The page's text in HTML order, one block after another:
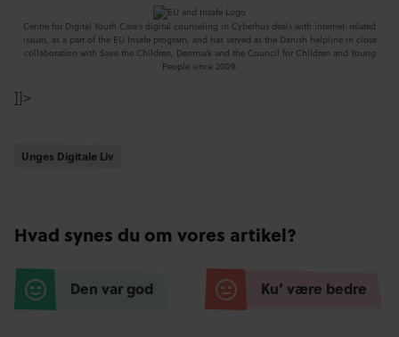
Centre for Digital Youth Care’s digital counseling in Cyberhus deals with internet-related
issues, as a part of the EU Insafe program, and has served as the Danish helpline in close
collaboration with Save the Children, Denmark and the Council for Children and Young
People since 2009.
]]>
Unges Digitale Liv
Unges Digitale Liv
Hvad synes du om vores artikel?
Den var god Ku’ være bedre